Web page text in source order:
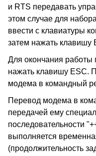
и RTS передавать
этом случае для
ввести с клавиатуры
затем нажать клавишу
Для окончания работы
нажать клавишу ESC.
модема в командный
Перевод модема в
передачей ему
последовательности
выполняется
(продолжительность